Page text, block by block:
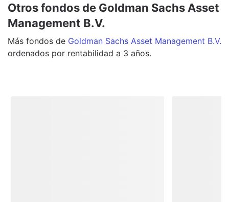
Otros fondos de Goldman Sachs Asset
Management B.V.
Más fondos de Goldman Sachs Asset Management B.V.
ordenados por rentabilidad a 3 años.